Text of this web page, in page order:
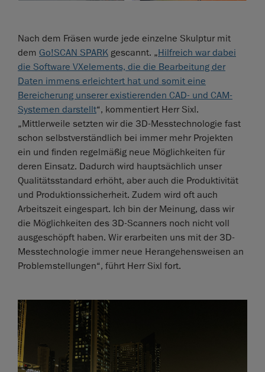
Nach dem Fräsen wurde jede einzelne Skulptur mit
dem Go!SCAN SPARK gescannt. „Hilfreich war dabei
die Software VXelements, die die Bearbeitung der
Daten immens erleichtert hat und somit eine
Bereicherung unserer existierenden CAD- und CAM-
Systemen darstellt“, kommentiert Herr Sixl.
„Mittlerweile setzten wir die 3D-Messtechnologie fast
schon selbstverständlich bei immer mehr Projekten
ein und finden regelmäßig neue Möglichkeiten für
deren Einsatz. Dadurch wird hauptsächlich unser
Qualitätsstandard erhöht, aber auch die Produktivität
und Produktionssicherheit. Zudem wird oft auch
Arbeitszeit eingespart. Ich bin der Meinung, dass wir
die Möglichkeiten des 3D-Scanners noch nicht voll
ausgeschöpft haben. Wir erarbeiten uns mit der 3D-
Messtechnologie immer neue Herangehensweisen an
Problemstellungen“, führt Herr Sixl fort.